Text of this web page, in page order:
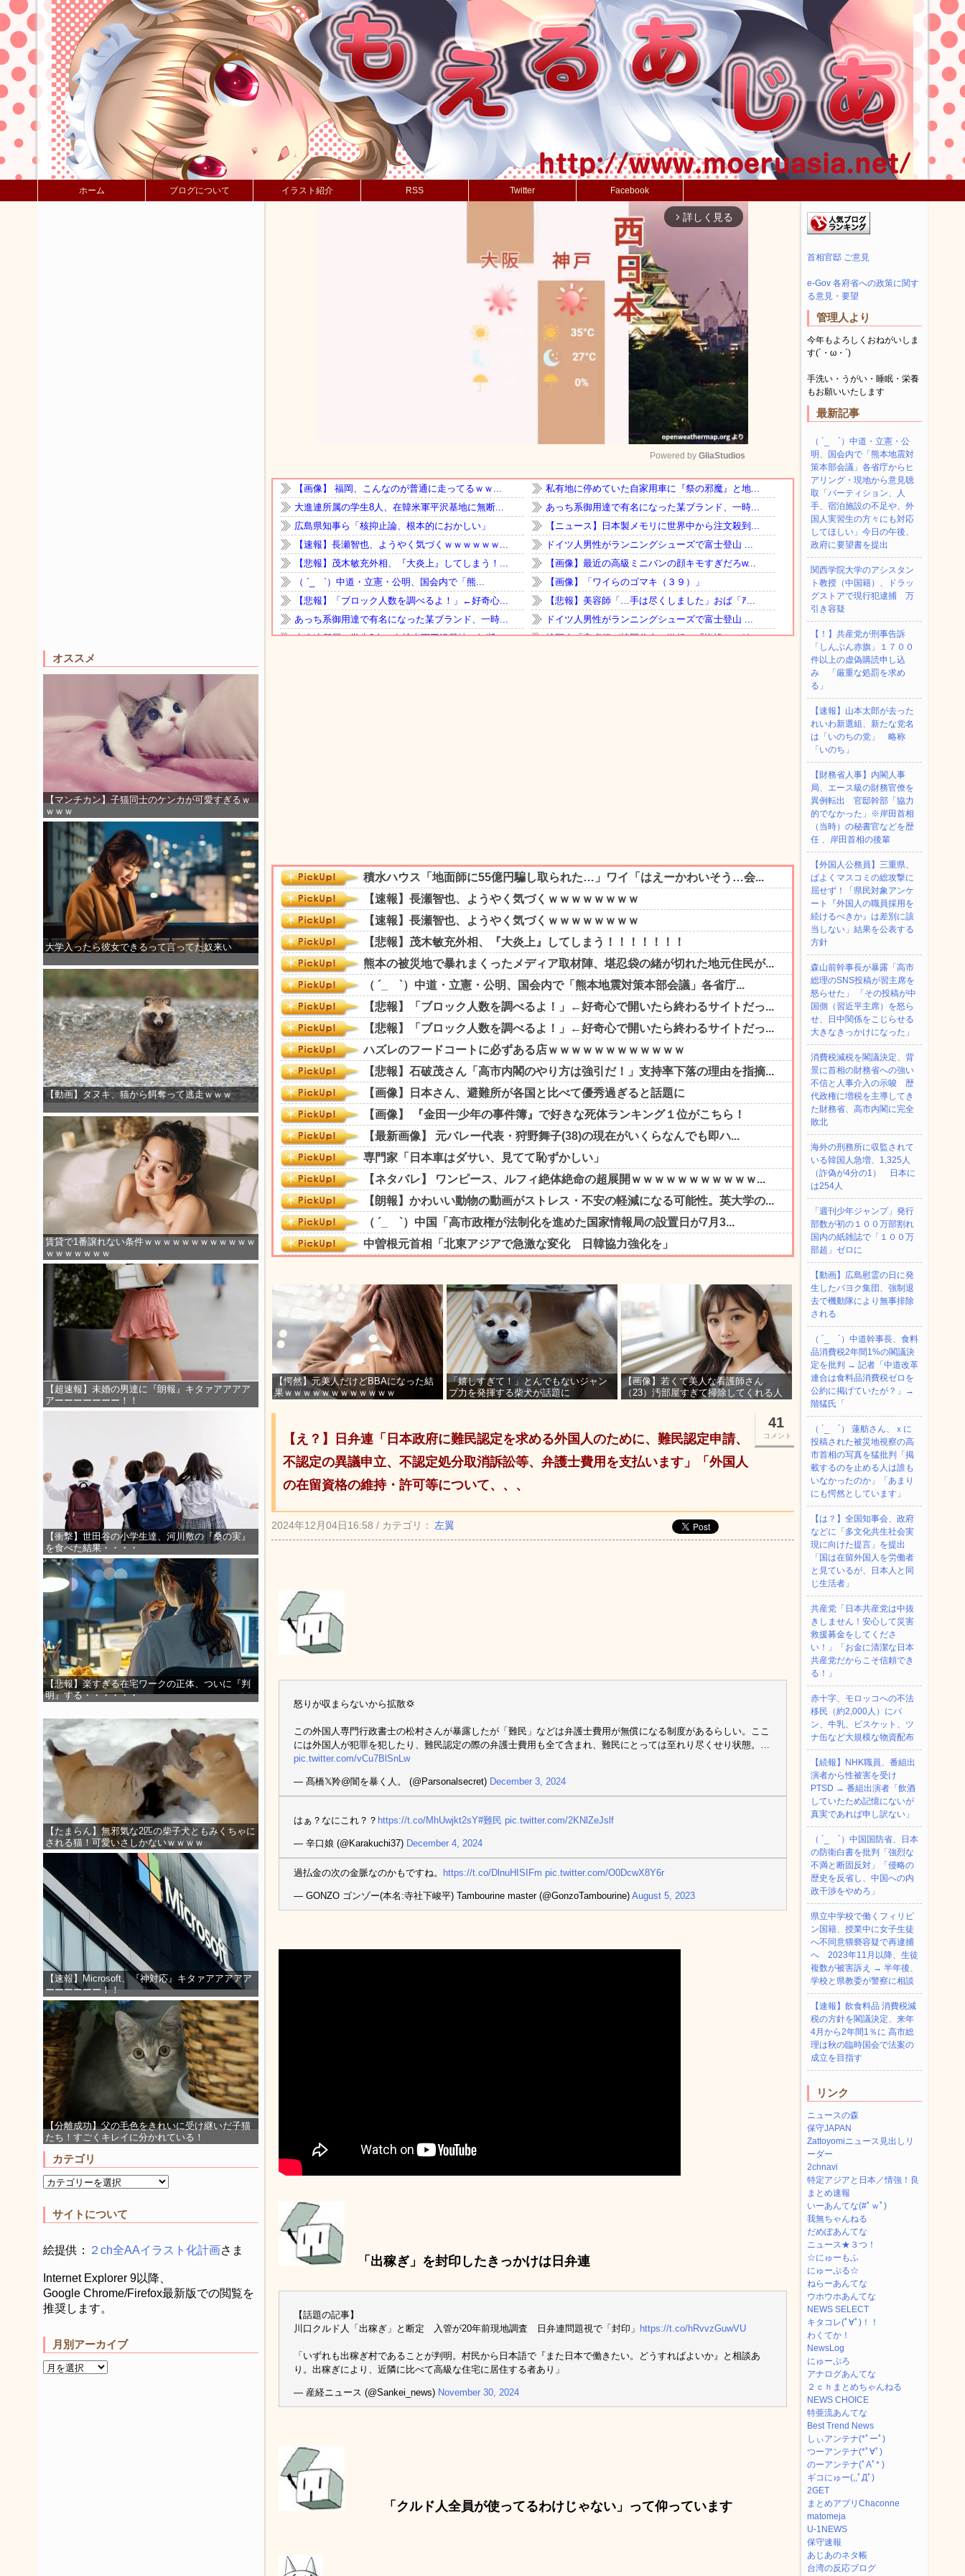
ホーム ブログについて イラスト紹介 RSS Twitter Facebook
オススメ
【マンチカン】子猫同士のケンカが可愛すぎるｗ
ｗｗｗ
大学入ったら彼女できるって言ってた奴来い
【動画】タヌキ、猫から餌奪って逃走ｗｗｗ
賃貸で1番譲れない条件ｗｗｗｗｗｗｗｗｗｗｗｗ
ｗｗｗｗｗｗｗ
【超速報】未婚の男達に『朗報』キタァアアアア
アーーーーーーー！！
【衝撃】世田谷の小学生達、河川敷の『桑の実』
を食べた結果・・・・
【悲報】楽すぎる在宅ワークの正体、ついに『判
明』する・・・・・・
【たまらん】無邪気な2匹の柴子犬ともみくちゃに
される猫！可愛いさしかないｗｗｗｗ
【速報】Microsoft、『神対応』キタァアアアアア
ーーーーーー！！
【分離成功】父の毛色をきれいに受け継いだ子猫
たち！すごくキレイに分かれている！
カテゴリ
サイトについて
絵提供： ２ch全AAイラスト化計画さま
Internet Explorer 9以降、
Google Chrome/Firefox最新版での閲覧を
推奨します。
月別アーカイブ
arrow_forward_ios 詳しく見る
Mute
Powered by GliaStudios
【愕然】元美人だけどBBAになった結
果ｗｗｗｗｗｗｗｗｗｗｗｗ
「嬉しすぎて！」とんでもないジャン
プ力を発揮する柴犬が話題に
【画像】若くて美人な看護師さん
（23）汚部屋すぎて掃除してくれる人
41
コメント
【え？】日弁連「日本政府に難民認定を求める外国人のために、難民認定申請、
不認定の異議申立、不認定処分取消訴訟等、弁護士費用を支払います」「外国人
の在留資格の維持・許可等について、、、
2024年12月04日16:58 / カテゴリ： 左翼
怒りが収まらないから拡散💢
この外国人専門行政書士の松村さんが暴露したが「難民」などは弁護士費用が無償になる制度があるらしい。ここ
には外国人が犯罪を犯したり、難民認定の際の弁護士費用も全て含まれ、難民にとっては至れり尽くせり状態。…
pic.twitter.com/vCu7BlSnLw
— 髙橋𝕏羚@闇を暴く人。 (@Parsonalsecret) December 3, 2024
はぁ？なにこれ？？ https://t.co/MhUwjkt2sY#難民 pic.twitter.com/2KNlZeJslf
— 辛口娘 (@Karakuchi37) December 4, 2024
過払金の次の金脈なのかもですね。 https://t.co/DlnuHISIFm pic.twitter.com/O0DcwX8Y6r
— GONZO ゴンゾー(本名:寺社下峻平) Tambourine master (@GonzoTambourine) August 5, 2023
「出稼ぎ」を封印したきっかけは日弁連
【話題の記事】
川口クルド人「出稼ぎ」と断定 入管が20年前現地調査 日弁連問題視で「封印」 https://t.co/hRvvzGuwVU
「いずれも出稼ぎ村であることが判明。村民から日本語で『また日本で働きたい。どうすればよいか』と相談あ
り。出稼ぎにより、近隣に比べて高級な住宅に居住する者あり」
— 産経ニュース (@Sankei_news) November 30, 2024
「クルド人全員が使ってるわけじゃない」って仰っています
首相官邸 ご意見
e-Gov 各府省への政策に関す
る意見・要望
管理人より
今年もよろしくおねがいしま
す(´・ω・`)
手洗い・うがい・睡眠・栄養
もお願いいたします
最新記事
（ ´_ゝ`）中道・立憲・公
明、国会内で「熊本地震対
策本部会議」各省庁からヒ
アリング・現地から意見聴
取「パーティション、人
手、宿泊施設の不足や、外
国人実習生の方々にも対応
してほしい」今日の午後、
政府に要望書を提出
関西学院大学のアシスタン
ト教授（中国籍）、ドラッ
グストアで現行犯逮捕 万
引き容疑
【！】共産党が刑事告訴
「しんぶん赤旗」１７００
件以上の虚偽購読申し込
み 「厳重な処罰を求め
る」
【速報】山本太郎が去った
れいわ新選組、新たな党名
は「いのちの党」 略称
「いのち」
【財務省人事】内閣人事
局、エース級の財務官僚を
異例転出 官邸幹部「協力
的でなかった」※岸田首相
（当時）の秘書官などを歴
任 、岸田首相の後輩
【外国人公務員】三重県、
ぱよくマスコミの総攻撃に
屈せず！「県民対象アンケ
ート『外国人の職員採用を
続けるべきか』は差別に該
当しない」結果を公表する
方針
森山前幹事長が暴露「高市
総理のSNS投稿が習主席を
怒らせた」 「その投稿が中
国側（習近平主席）を怒ら
せ、日中関係をこじらせる
大きなきっかけになった」
消費税減税を閣議決定、背
景に首相の財務省への強い
不信と人事介入の示唆 歴
代政権に増税を主導してき
た財務省、高市内閣に完全
敗北
海外の刑務所に収監されて
いる韓国人急増、1,325人
（詐偽が4分の1） 日本に
は254人
「週刊少年ジャンプ」発行
部数が初の１００万部割れ
国内の紙雑誌で「１００万
部超」ゼロに
【動画】広島慰霊の日に発
生したパヨク集団、強制退
去で機動隊により無事排除
される
（ ´_ゝ`）中道幹事長、食料
品消費税2年間1%の閣議決
定を批判 → 記者「中道改革
連合は食料品消費税ゼロを
公約に掲げていたが？」→
階猛氏「
（ ´_ゝ`） 蓮舫さん、ｘに
投稿された被災地視察の高
市首相の写真を猛批判「掲
載するのを止める人は誰も
いなかったのか」「あまり
にも愕然としています」
【は？】全国知事会、政府
などに「多文化共生社会実
現に向けた提言」を提出
「国は在留外国人を労働者
と見ているが、日本人と同
じ生活者」
共産党「日本共産党は中抜
きしません！安心して災害
救援募金をしてくださ
い！」「お金に清潔な日本
共産党だからこそ信頼でき
る！」
赤十字、モロッコへの不法
移民（約2,000人）にパ
ン、牛乳、ビスケット、ツ
ナ缶など大規模な物資配布
【続報】NHK職員、番組出
演者から性被害を受け
PTSD → 番組出演者「飲酒
していたため記憶にないが
真実であれば申し訳ない」
（ ´_ゝ`）中国国防省、日本
の防衛白書を批判「強烈な
不満と断固反対」「侵略の
歴史を反省し、中国への内
政干渉をやめろ」
県立中学校で働くフィリピ
ン国籍、授業中に女子生徒
へ不同意猥褻容疑で再逮捕
へ 2023年11月以降、生徒
複数が被害訴え → 半年後、
学校と県教委が警察に相談
【速報】飲食料品 消費税減
税の方針を閣議決定、来年
4月から2年間1％に 高市総
理は秋の臨時国会で法案の
成立を目指す
リンク
ニュースの森
保守JAPAN
Zattoyomiニュース見出しリ
ーダー
2chnavi
特定アジアと日本／情強！良
まとめ速報
いーあんてな(#ﾟｗﾟ)
我無ちゃんねる
だめぽあんてな
ニュース★３つ！
☆にゅーもふ
にゅーぷる☆
ねらーあんてな
ウホウホあんてな
NEWS SELECT
キタコレ(ﾟ∀ﾟ)！！
わくてか！
NewsLog
にゅーぷろ
アナログあんてな
２ｃｈまとめちゃんねる
NEWS CHOICE
特亜流あんてな
Best Trend News
しぃアンテナ(*ﾟーﾟ)
つーアンテナ(*ﾟ∀ﾟ)
のーアンテナ(ﾟAﾟ* )
ギコにゅー(,,ﾟДﾟ)
2GET
まとめアプリChaconne
matomeja
U-1NEWS
保守速報
あじあのネタ帳
台湾の反応ブログ